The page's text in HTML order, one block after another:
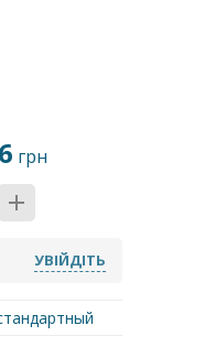
грн
УВІЙДІТЬ